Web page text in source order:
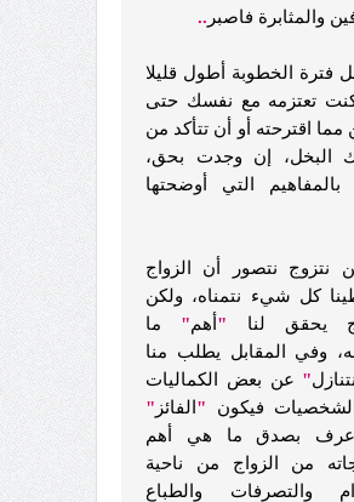
والمثابرة فاصبر ..
فترة الخطوبة أطول قليلا
تعتزمه مع نفسك حتى
مما اقترحته أو أن تتأكد من
البخل، إن وجدت بحق،
بالمفاهيم التي أوضحتها
نتزوج نتصور أن الزواج
كل شيء نتمناه، ولكن
يحقق لنا
" أهم" ما
وفي المقابل يطلب منا
نتنازل" عن بعض الكماليات
فيكون
" الفائز "
بصدق ما هي أهم
من الزواج من ناحية
والتصرفات والطباع